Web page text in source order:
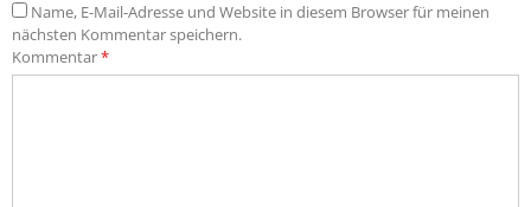
Name, E-Mail-Adresse und Website in diesem Browser für meinen
nächsten Kommentar speichern.
Kommentar*